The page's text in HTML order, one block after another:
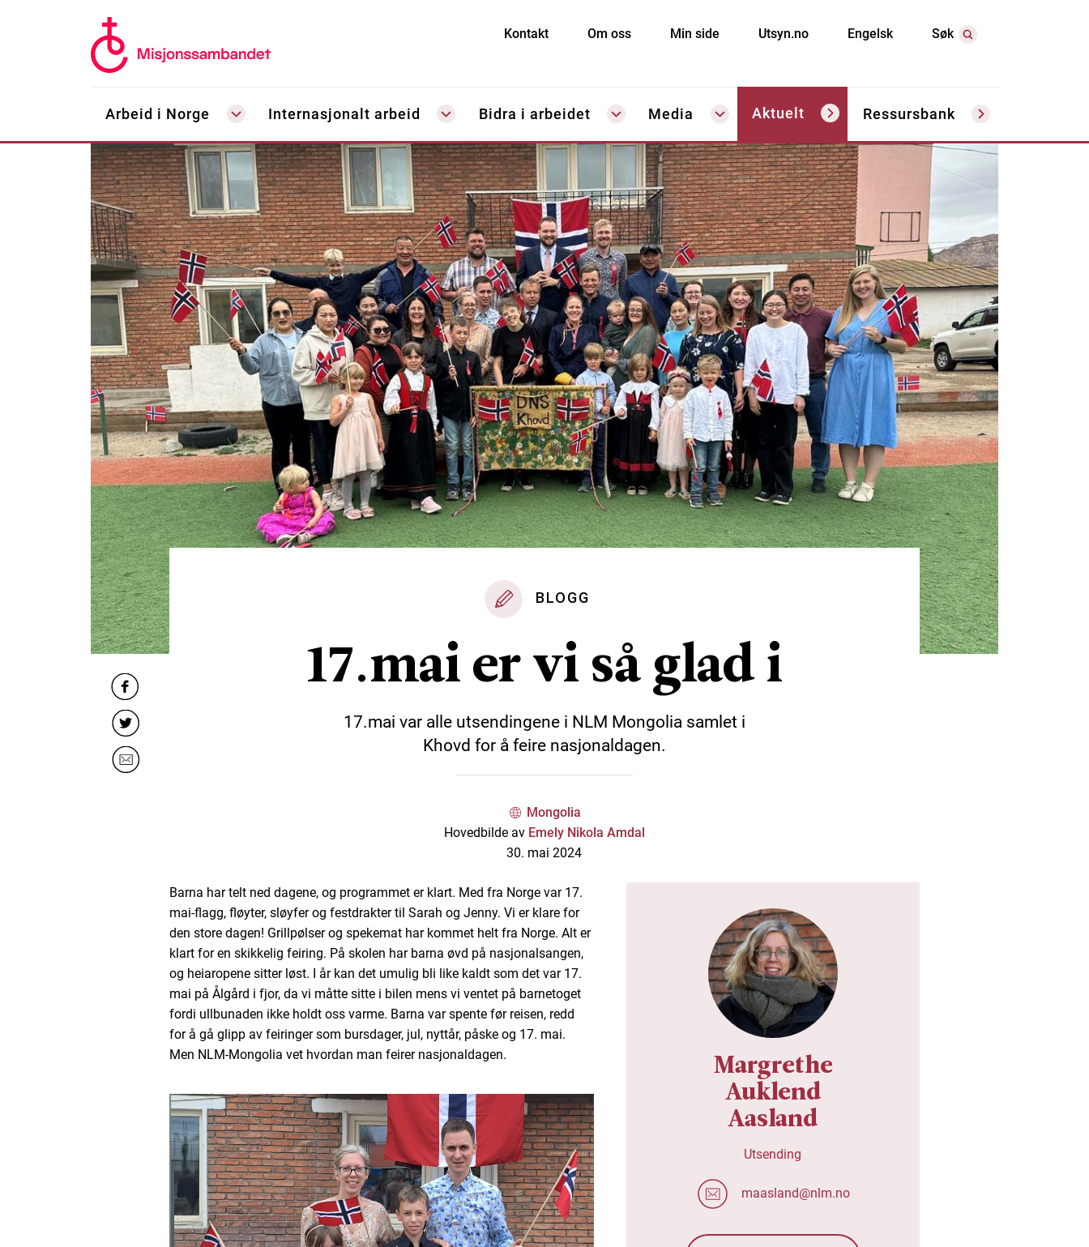
Kontakt Om oss Min side Utsyn.no Engelsk Søk
Arbeid i Norge Internasjonalt arbeid Bidra i arbeidet Media Aktuelt Ressursbank
BLOGG
17.mai er vi så glad i
17.mai var alle utsendingene i NLM Mongolia samlet i
Khovd for å feire nasjonaldagen.
Mongolia
Hovedbilde av Emely Nikola Amdal
30. mai 2024
Barna har telt ned dagene, og programmet er klart. Med fra Norge var 17.
mai-flagg, fløyter, sløyfer og festdrakter til Sarah og Jenny. Vi er klare for
den store dagen! Grillpølser og spekemat har kommet helt fra Norge. Alt er
klart for en skikkelig feiring. På skolen har barna øvd på nasjonalsangen,
og heiaropene sitter løst. I år kan det umulig bli like kaldt som det var 17.
mai på Ålgård i fjor, da vi måtte sitte i bilen mens vi ventet på barnetoget
fordi ullbunaden ikke holdt oss varme. Barna var spente før reisen, redd
for å gå glipp av feiringer som bursdager, jul, nyttår, påske og 17. mai.
Men NLM-Mongolia vet hvordan man feirer nasjonaldagen.
Margrethe
Auklend
Aasland
Utsending
maasland@nlm.no